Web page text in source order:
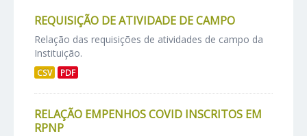
REQUISIÇÃO DE ATIVIDADE DE CAMPO
Relação das requisições de atividades de campo da
Instituição.
CSV PDF
RELAÇÃO EMPENHOS COVID INSCRITOS EM
RPNP